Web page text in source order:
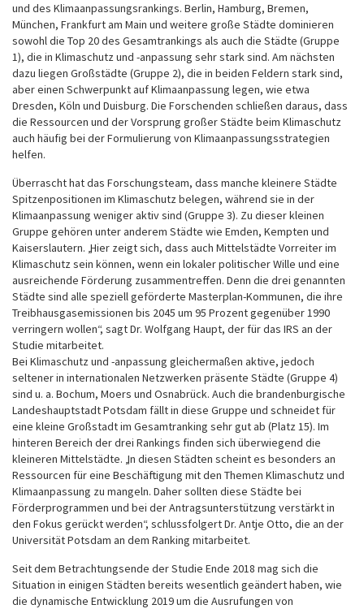
und des Klimaanpassungsrankings. Berlin, Hamburg, Bremen,
München, Frankfurt am Main und weitere große Städte dominieren
sowohl die Top 20 des Gesamtrankings als auch die Städte (Gruppe
1), die in Klimaschutz und -anpassung sehr stark sind. Am nächsten
dazu liegen Großstädte (Gruppe 2), die in beiden Feldern stark sind,
aber einen Schwerpunkt auf Klimaanpassung legen, wie etwa
Dresden, Köln und Duisburg. Die Forschenden schließen daraus, dass
die Ressourcen und der Vorsprung großer Städte beim Klimaschutz
auch häufig bei der Formulierung von Klimaanpassungsstrategien
helfen.
Überrascht hat das Forschungsteam, dass manche kleinere Städte
Spitzenpositionen im Klimaschutz belegen, während sie in der
Klimaanpassung weniger aktiv sind (Gruppe 3). Zu dieser kleinen
Gruppe gehören unter anderem Städte wie Emden, Kempten und
Kaiserslautern. „Hier zeigt sich, dass auch Mittelstädte Vorreiter im
Klimaschutz sein können, wenn ein lokaler politischer Wille und eine
ausreichende Förderung zusammentreffen. Denn die drei genannten
Städte sind alle speziell geförderte Masterplan-Kommunen, die ihre
Treibhausgasemissionen bis 2045 um 95 Prozent gegenüber 1990
verringern wollen“, sagt Dr. Wolfgang Haupt, der für das IRS an der
Studie mitarbeitet.
Bei Klimaschutz und -anpassung gleichermaßen aktive, jedoch
seltener in internationalen Netzwerken präsente Städte (Gruppe 4)
sind u. a. Bochum, Moers und Osnabrück. Auch die brandenburgische
Landeshauptstadt Potsdam fällt in diese Gruppe und schneidet für
eine kleine Großstadt im Gesamtranking sehr gut ab (Platz 15). Im
hinteren Bereich der drei Rankings finden sich überwiegend die
kleineren Mittelstädte. „In diesen Städten scheint es besonders an
Ressourcen für eine Beschäftigung mit den Themen Klimaschutz und
Klimaanpassung zu mangeln. Daher sollten diese Städte bei
Förderprogrammen und bei der Antragsunterstützung verstärkt in
den Fokus gerückt werden“, schlussfolgert Dr. Antje Otto, die an der
Universität Potsdam an dem Ranking mitarbeitet.
Seit dem Betrachtungsende der Studie Ende 2018 mag sich die
Situation in einigen Städten bereits wesentlich geändert haben, wie
die dynamische Entwicklung 2019 um die Ausrufungen von